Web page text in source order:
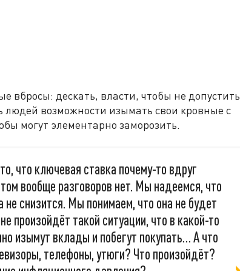
вбросы: дескать, власти, чтобы не допустить
людей возможности изымать свои кровные с
могут элементарно заморозить.
что ключевая ставка почему-то вдруг
вообще разговоров нет. Мы надеемся, что
не снизится. Мы понимаем, что она не будет
произойдёт такой ситуации, что в какой-то
изымут вклады и побегут покупать… А что
телефоны, утюги? Что произойдёт?